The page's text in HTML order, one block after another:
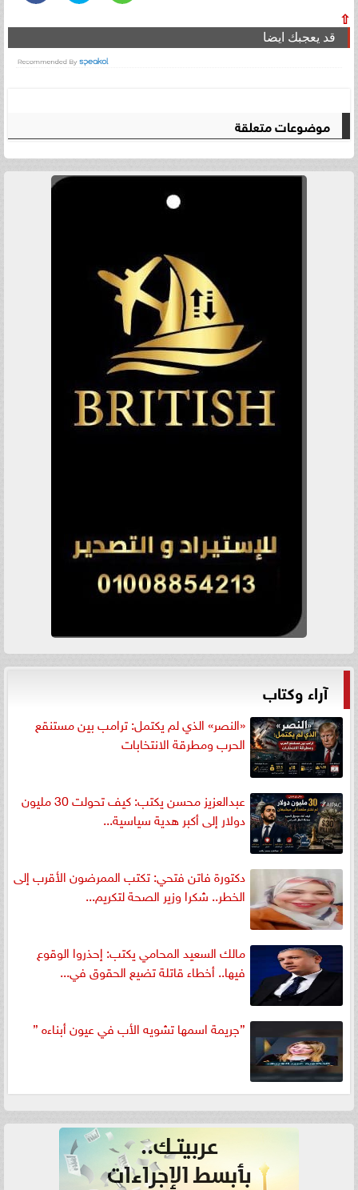
⇧
قد يعجبك ايضا
موضوعات متعلقة
آراء وكتاب
«النصر» الذي لم يكتمل: ترامب بين مستنقع
الحرب ومطرقة الانتخابات
عبدالعزيز محسن يكتب: كيف تحولت 30 مليون
دولار إلى أكبر هدية سياسية...
دكتورة فاتن فتحي: تكتب الممرضون الأقرب إلى
الخطر.. شكرا وزير الصحة لتكريم...
مالك السعيد المحامي يكتب: إحذروا الوقوع
فيها.. أخطاء قاتلة تضيع الحقوق في...
”جريمة اسمها تشويه الأب في عيون أبناءه ”